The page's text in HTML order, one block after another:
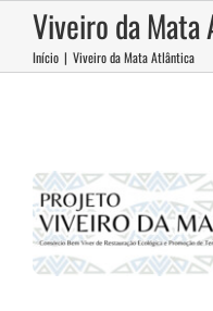
Ir
o
Viveiro da
Início | Viveiro da Mata Atlântica